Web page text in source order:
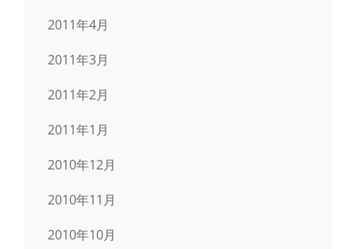
2011年4月
2011年3月
2011年2月
2011年1月
2010年12月
2010年11月
2010年10月